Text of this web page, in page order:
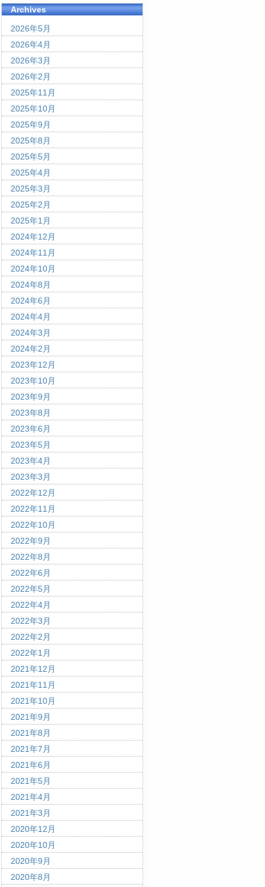
Archives
2026年5月
2026年4月
2026年3月
2026年2月
2025年11月
2025年10月
2025年9月
2025年8月
2025年5月
2025年4月
2025年3月
2025年2月
2025年1月
2024年12月
2024年11月
2024年10月
2024年8月
2024年6月
2024年4月
2024年3月
2024年2月
2023年12月
2023年10月
2023年9月
2023年8月
2023年6月
2023年5月
2023年4月
2023年3月
2022年12月
2022年11月
2022年10月
2022年9月
2022年8月
2022年6月
2022年5月
2022年4月
2022年3月
2022年2月
2022年1月
2021年12月
2021年11月
2021年10月
2021年9月
2021年8月
2021年7月
2021年6月
2021年5月
2021年4月
2021年3月
2020年12月
2020年10月
2020年9月
2020年8月